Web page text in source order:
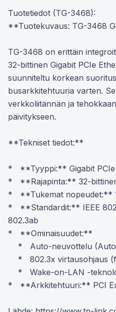
Tuotetiedot (TG-3468):
**Tuotekuvaus: TG-3468
TG-3468 on erittäin
32-bittinen Gigabit PCIe
suunniteltu korkean
busarkkitehtuuria varten.
verkkoliitännän ja
päivitykseen.
**Tekniset tiedot:**
*   **Tyyppi:** Gigabit
*   **Rajapinta:** 32-
*   **Tukemat nopeudet:**
*   **Standardit:** IEEE
802.3ab
*   **Ominaisuudet:**
*   **Arkkitehtuuri:** PCI